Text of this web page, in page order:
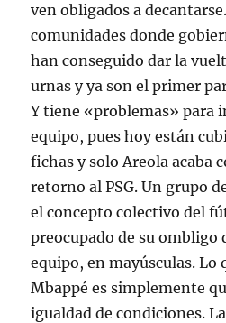
ven obligados a
comunidades donde
han conseguido dar la
urnas y ya son el primer
Y tiene «problemas» para
equipo, pues hoy están
fichas y solo Areola acaba
retorno al PSG. Un grupo
el concepto colectivo del
preocupado de su ombligo
equipo, en mayúsculas. Lo
Mbappé es simplemente
igualdad de condiciones.